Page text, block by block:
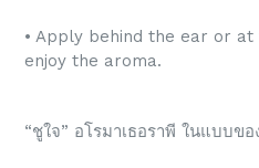
• Apply behind the ear or
enjoy the aroma.
“ชูใจ” อโรมาเธอราพี ในแบบขอ